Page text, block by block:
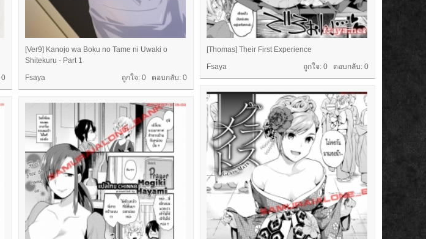
0
[Ver9] Kanojo wa Boku no Tame ni Uwaki o
Shitekuru - Part 1
ถูกใจ: 0 ตอบกลับ: 0
Fsaya
[Thomas] Their First Experience
ถูกใจ: 0 ตอบกลับ: 0
Fsaya